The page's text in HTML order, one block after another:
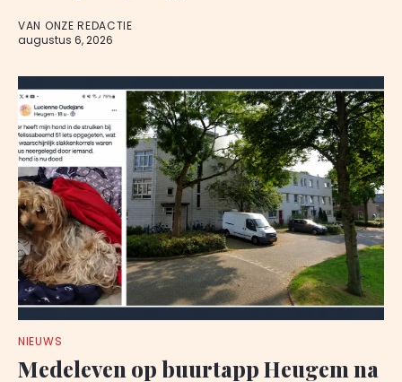
VAN ONZE REDACTIE
augustus 6, 2026
NIEUWS
Medeleven op buurtapp Heugem na